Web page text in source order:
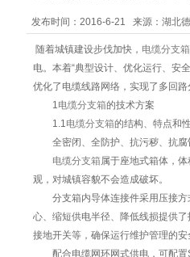
发布时间：2016-6-21 来源：湖
随着城镇建设步伐加快， 电缆分支箱
电。本着“典型设计、优化运行
优化了电缆线路网络，实现了多回路
1电缆分支箱的技术方案
1.1电缆分支箱的结构、特点和
全密闭、全防护、抗污秽
电缆分支箱属于座地式箱体
观，对城镇容貌不会造成破坏。
分支箱内导体连接件采用压接方式
心、缩短供电半径、降低线损提供了
接地开关等，确保运行维护管理的安全
配合电缆网环网式供电，可配置